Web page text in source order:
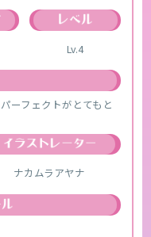
Lv.4
ーフェクトがとてもと
ナカムラアヤナ